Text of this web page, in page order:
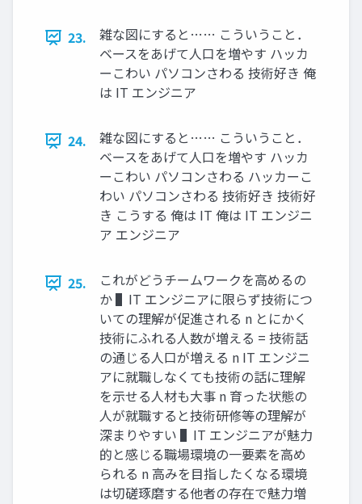
23.
雑な図にすると…… こういうこと．
ベースをあげて⼈⼝を増やす ハッカ
ーこわい パソコンさわる 技術好き 俺
は IT エンジニア
24.
雑な図にすると…… こういうこと．
ベースをあげて⼈⼝を増やす ハッカ
ーこわい パソコンさわる ハッカーこ
わい パソコンさわる 技術好き 技術好
き こうする 俺は IT 俺は IT エンジニ
ア エンジニア
25.
これがどうチームワークを⾼めるの
か ▌IT エンジニアに限らず技術につ
いての理解が促進される n とにかく
技術にふれる⼈数が増える = 技術話
の通じる⼈⼝が増える n IT エンジニ
アに就職しなくても技術の話に理解
を⽰せる⼈材も⼤事 n 育った状態の
⼈が就職すると技術研修等の理解が
深まりやすい ▌IT エンジニアが魅⼒
的と感じる職場環境の⼀要素を⾼め
られる n ⾼みを⽬指したくなる環境
は切磋琢磨する他者の存在で魅⼒増